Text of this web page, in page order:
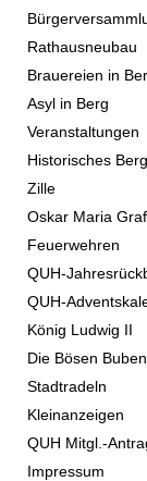
Rathausneubau
Brauereien in
Asyl in Berg
Veranstaltungen
Historisches Berg
Zille
Oskar Maria Graf
Feuerwehren
QUH-
QUH-
König Ludwig II
Die Bösen Buben
Stadtradeln
Kleinanzeigen
QUH Mitgl.-
Impressum